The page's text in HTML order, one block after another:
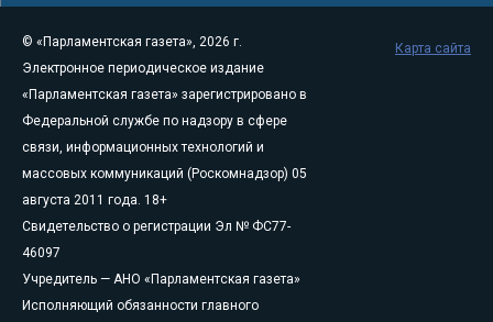
© «Парламентская газета», 2026 г.
Электронное периодическое издание
«Парламентская газета» зарегистрировано в
Федеральной службе по надзору в сфере
связи, информационных технологий и
массовых коммуникаций (Роскомнадзор) 05
августа 2011 года. 18+
Свидетельство о регистрации Эл № ФС77-
46097
Учредитель — АНО «Парламентская газета»
Исполняющий обязанности главного
Карта сайта